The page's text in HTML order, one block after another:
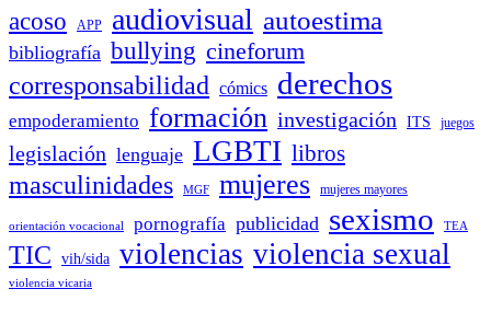
acoso APP audiovisual autoestima
bibliografía bullying cineforum
corresponsabilidad cómics derechos
empoderamiento formación investigación ITS juegos
legislación lenguaje LGBTI libros
masculinidades MGF mujeres mujeres mayores
orientación vocacional pornografía publicidad sexismo TEA
TIC vih/sida violencias violencia sexual
violencia vicaria